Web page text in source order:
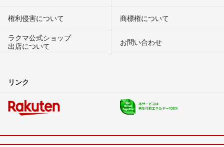
権利侵害について
商標権について
ラクマ公式ショップ
出店について
お問い合わせ
リンク